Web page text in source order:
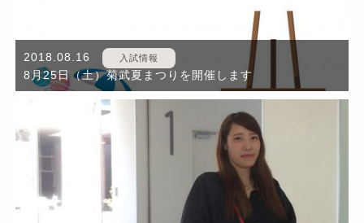
2018.08.16 入試情報
8月25日（土）菊武夏まつりを開催します